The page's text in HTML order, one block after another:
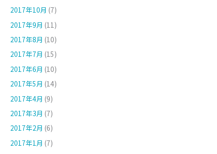
2017年10月 (7)
2017年9月 (11)
2017年8月 (10)
2017年7月 (15)
2017年6月 (10)
2017年5月 (14)
2017年4月 (9)
2017年3月 (7)
2017年2月 (6)
2017年1月 (7)